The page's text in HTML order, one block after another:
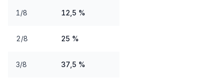
1/8 12,5 %
2/8 25 %
3/8 37,5 %